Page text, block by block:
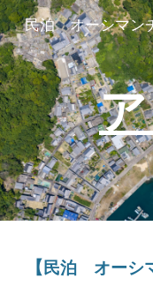
Skip to main content
民泊 オーシマン
【民泊 オーシ